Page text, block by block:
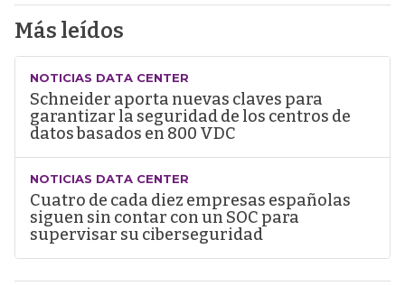
Más leídos
NOTICIAS DATA CENTER
Schneider aporta nuevas claves para
garantizar la seguridad de los centros de
datos basados en 800 VDC
NOTICIAS DATA CENTER
Cuatro de cada diez empresas españolas
siguen sin contar con un SOC para
supervisar su ciberseguridad